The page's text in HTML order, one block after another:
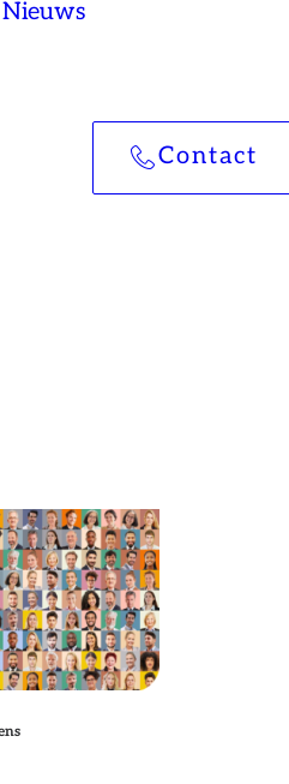
Nieuws
Contact